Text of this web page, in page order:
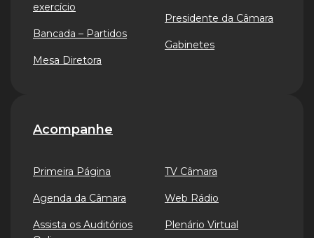
exercício
Bancada – Partidos
Mesa Diretora
Presidente da Câmara
Gabinetes
Acompanhe
Primeira Página
Agenda da Câmara
Assista os Auditórios
TV Câmara
Web Rádio
Plenário Virtual